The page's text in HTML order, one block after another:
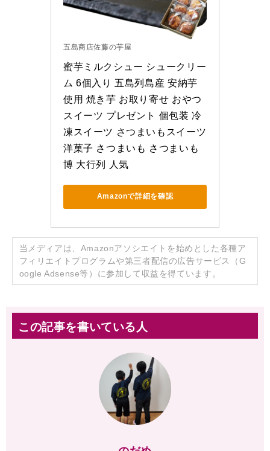
五島商店佐藤の芋屋
蜜芋ミルクシュー シュークリー
ム 6個入り 五島列島産 安納芋
使用 焼き芋 お取り寄せ おやつ
スイーツ プレゼント 個包装 冷
凍スイーツ さつまいもスイーツ
洋菓子 さつまいも さつまいも
博 大行列 人気
Amazonで詳細を確認
当メディアは、Amazonアソシエイトを始めとした各種ア
フィリエイトプログラムや第三者配信の広告サービス（G
oogle Adsense等）に参加して収益を得ています。
この記事を書いている人